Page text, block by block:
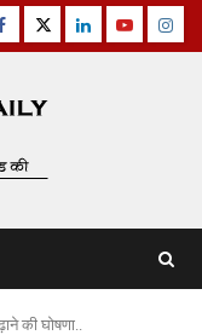
TwitterLinkedinYoutube
की घोषणा..